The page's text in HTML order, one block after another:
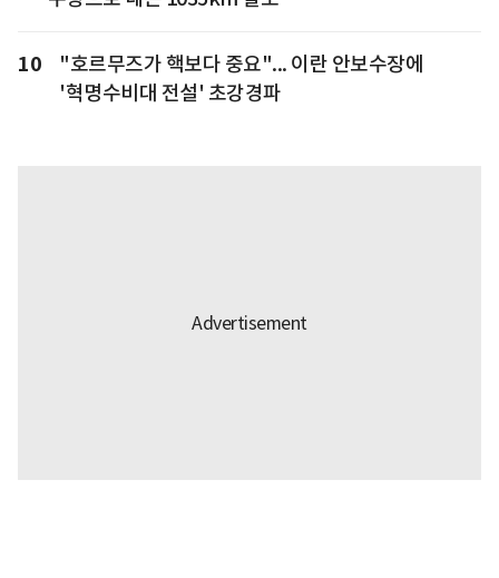
10
"호르무즈가 핵보다 중요"... 이란 안보수장에
'혁명수비대 전설' 초강경파